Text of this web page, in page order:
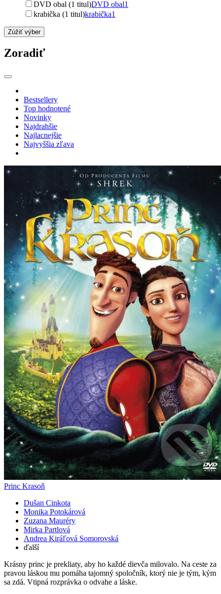
DVD obal (1 titul)DVD obal1
krabička (1 titul)krabička1
Zúžiť výber
Zoradiť
Bestsellery
Top hodnotené
Novinky
Najdrahšie
Najlacnejšie
Najvyššia zľava
Princ Krasoň
Dušan Cinkota
Monika Potokárová
Zuzana Mauréry
Mirka Partlová
Andrea Kiráľová Somorovská
ďalší
Krásny princ je prekliaty, aby ho každé dievča milovalo. Na ceste za
pravou láskou mu pomáha tajomný spoločník, ktorý nie je tým, kým
sa zdá. Vtipná rozprávka o odvahe a láske.